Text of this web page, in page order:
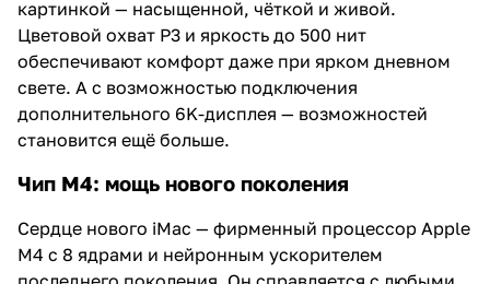
картинкой — насыщенной, чёткой и живой.
Цветовой охват P3 и яркость до 500 нит
обеспечивают комфорт даже при ярком дневном
свете. А с возможностью подключения
дополнительного 6K-дисплея — возможностей
становится ещё больше.
Чип M4: мощь нового поколения
Сердце нового iMac — фирменный процессор Apple
M4 с 8 ядрами и нейронным ускорителем